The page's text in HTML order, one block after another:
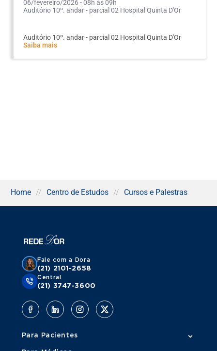
06/fevereiro/2026 - 08h às 09h
Auditório 10º. andar - parcial 02 Hospital Quinta D'Or
Auditório 10º. andar - parcial 02 Hospital Quinta D'Or
Saiba mais
Home // Centro de Estudos // Cursos e Palestras
Fale com a Dora
(21) 2101-2658
Central
(21) 3747-3600
Para Pacientes